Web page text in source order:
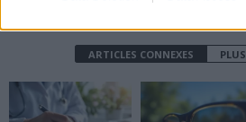
ARTICLES CONNEXES